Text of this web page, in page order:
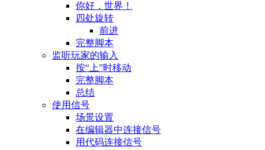
你好，世界！
四处旋转
前进
完整脚本
监听玩家的输入
按“上”时移动
完整脚本
总结
使用信号
场景设置
在编辑器中连接信号
用代码连接信号